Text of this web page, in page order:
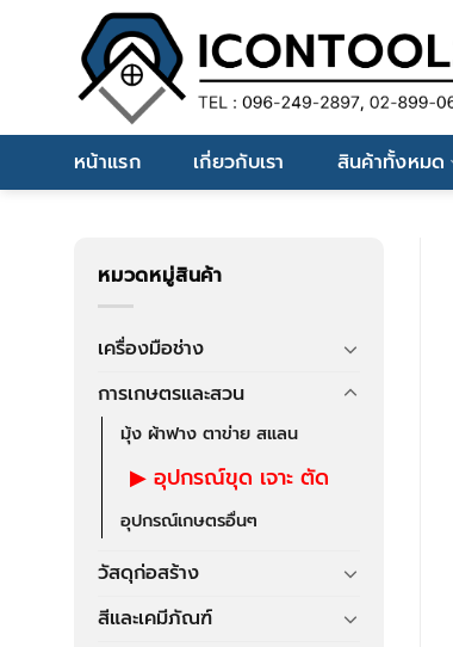
หน้าแรก เกี่ยวกับเรา สินค้าทั้งหมด
หมวดหมู่สินค้า
เครื่องมือช่าง
การเกษตรและสวน
มุ้ง ผ้าฟาง ตาข่าย สแลน
อุปกรณ์ขุด เจาะ ตัด
อุปกรณ์เกษตรอื่นๆ
วัสดุก่อสร้าง
สีและเคมีภัณฑ์